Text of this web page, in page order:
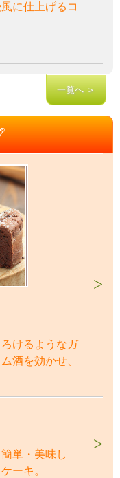
に仕上げるコ
一覧へ ＞
けるようなガ
酒を効かせ、
単・美味し
ーキ。